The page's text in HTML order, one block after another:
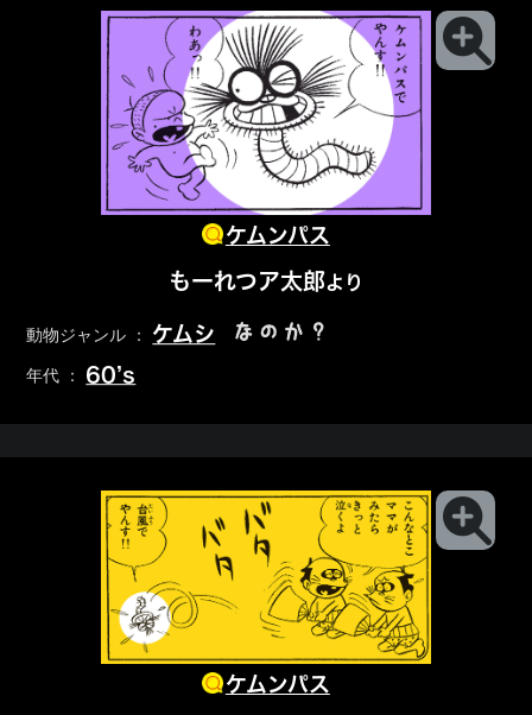
ケムンパス
もーれつア太郎より
動物ジャンル ： ケムシ なのか？
年代 ： 60’s
ケムンパス